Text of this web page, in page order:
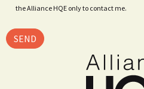
the Alliance HQE only to contact me.